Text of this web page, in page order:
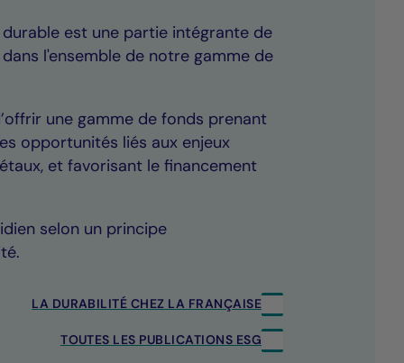
est une partie intégrante de
l'ensemble de notre gamme de
une gamme de fonds prenant
opportunités liés aux enjeux
et favorisant le financement
selon un principe
LA DURABILITÉ CHEZ LA FRANÇAISE
TOUTES LES PUBLICATIONS ESG